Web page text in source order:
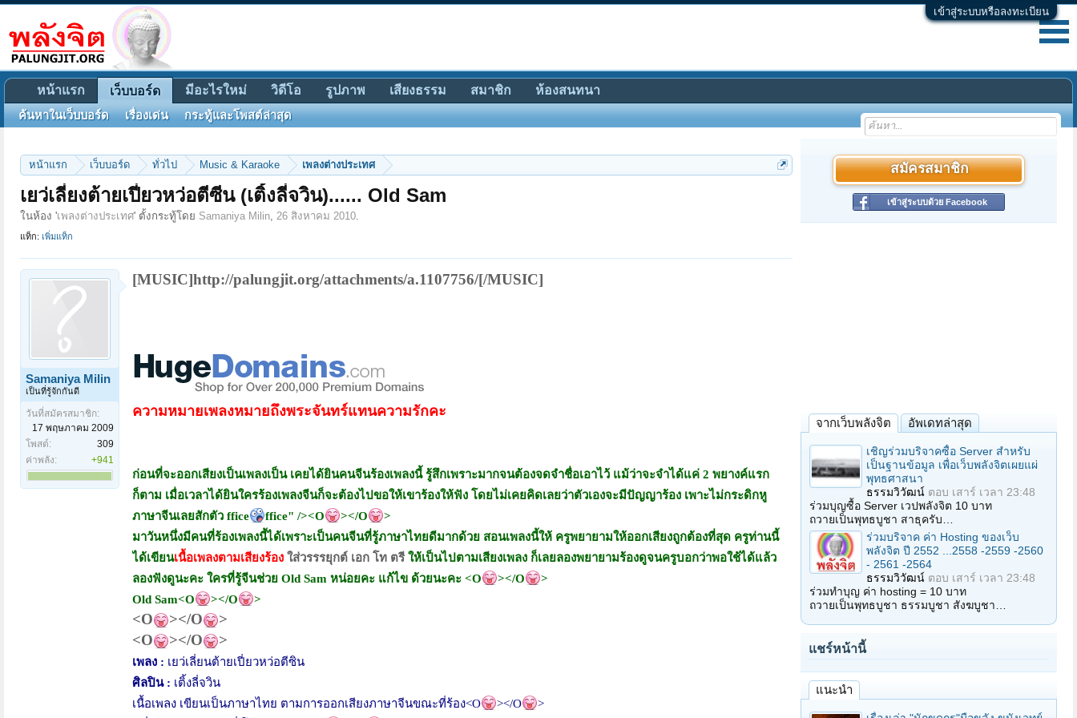
เข้าสู่ระบบหรือลงทะเบียน
หน้าแรก เว็บบอร์ด ทั่วไป Music & Karaoke เพลงต่างประเทศ
เยว่เลี่ยงต้ายเปี่ยวหว่อตีซีน (เติ้งลี่จวิน)...... Old Sam
ในห้อง 'เพลงต่างประเทศ' ตั้งกระทู้โดย Samaniya Milin, 26 สิงหาคม 2010.
แท็ก: เพิ่มแท็ก
Samaniya Milin
เป็นที่รู้จักกันดี
วันที่สมัครสมาชิก:
17 พฤษภาคม 2009
โพสต์:
309
ค่าพลัง:
+941
[MUSIC]http://palungjit.org/attachments/a.1107756/[/MUSIC]
ความหมายเพลงหมายถึงพระจันทร์แทนความรักคะ
ก่อนที่จะออกเสียงเป็นเพลงเป็น เคยได้ยินคนจีนร้องเพลงนี้ รู้สึกเพราะมากจนต้องจดจำชื่อเอาไว้ แม้ว่าจะจำได้แค่ 2 พยางค์แรก
ก็ตาม เมื่อเวลาได้ยินใครร้องเพลงจีนก็จะต้องไปขอให้เขาร้องให้ฟัง โดยไม่เคยคิดเลยว่าตัวเองจะมีปัญญาร้อง เพาะไม่กระดิกหู
ภาษาจีนเลยสักตัว ffice ffice" /><O ></O
>
มาวันหนึ่งมีคนที่ร้องเพลงนี้ได้เพราะเป็นคนจีนที่รู้ภาษาไทยดีมากด้วย สอนเพลงนี้ให้ ครูพยายามให้ออกเสียงถูกต้องที่สุด ครูท่านนี้
ได้เขียนเนื้อเพลงตามเสียงร้อง ใส่วรรรยุกต์ เอก โท ตรีให้เป็นไปตามเสียงเพลง ก็เลยลองพยายามร้องดูจนครูบอกว่าพอใช้ได้แล้ว
ลองฟังดูนะคะ ใครที่รู้จีนช่วย Old Sam หน่อยคะ แก้ไข ด้วยนะคะ <O ></O
>
Old Sam<O
></O >
<O ></O
>
<O
></O >
เพลง : เยว่เลี่ยนต้ายเปี่ยวหว่อตีซิน
ศิลปิน : เติ้งลี่จวิน
เนื้อเพลง เขียนเป็นภาษาไทย ตามการออกเสียงภาษาจีนขณะที่ร้อง<O
></O
>
สมัครสมาชิก
เข้าสู่ระบบด้วย Facebook
จากเว็บพลังจิต อัพเดทล่าสุด
เชิญร่วมบริจาคซื้อ Server สำหรับ
เป็นฐานข้อมูล เพื่อเว็บพลังจิตเผยแผ่
พุทธศาสนา
ธรรมวิวัฒน์ ตอบ เสาร์ เวลา 23:48
ร่วมบุญซื้อ Server เวปพลังจิต 10 บาท
ถวายเป็นพุทธบูชา สาธุครับ…
ร่วมบริจาค ค่า Hosting ของเว็บ
พลังจิต ปี 2552 ...2558 -2559 -2560
- 2561 -2564
ธรรมวิวัฒน์ ตอบ เสาร์ เวลา 23:48
ร่วมทำบุญ ค่า hosting = 10 บาท
ถวายเป็นพุทธบูชา ธรรมบูชา สังฆบูชา…
แชร์หน้านี้
แนะนำ
หน้าแรก เว็บบอร์ด
ค้นหาในเว็บบอร์ด เรื่องเด่น กระทู้และโพสต์ล่าสุด
มีอะไรใหม่ วิดีโอ รูปภาพ เสียงธรรม สมาชิก ห้องสนทนา